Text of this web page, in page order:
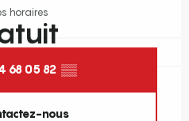
horaires
68 05 82 ▒▒
nous